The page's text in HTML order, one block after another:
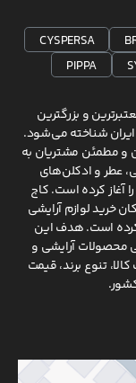
CYSPERSA
PIPPA
و بزرگترین
شناخته می‌شود.
مطمئن مشتریان به
عطر و ادکلن‌های
آغاز کرده است. کاج
خرید لوازم آرایشی
است. هدف این
محصولات آرایشی و
تنوع برند، قیمت